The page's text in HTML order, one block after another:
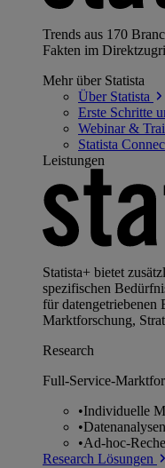
Trends aus 170
Fakten im
Mehr über Statista
Über Statista
Erste Schritte
Webinar &
Statista
Leistungen
Statista+ bietet
spezifischen
für
Marktforschung,
Research
Full-Service-
•Individuelle
•Datenanalysen
•Ad-hoc-
Research Lösungen